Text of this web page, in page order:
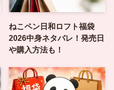
ねこペン日和ロフト福袋
2026中身ネタバレ！発売日
や購入方法も！